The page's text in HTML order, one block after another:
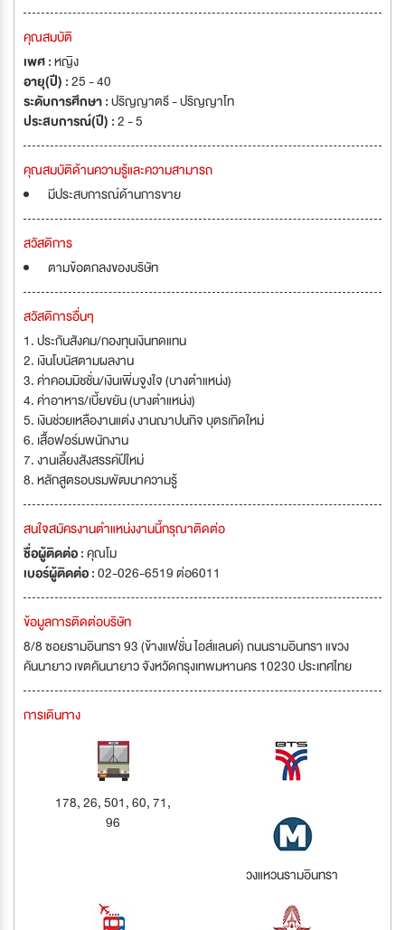
คุณสมบัติ
เพศ :หญิง
อายุ(ปี) :25 - 40
ระดับการศึกษา :ปริญญาตรี - ปริญญาโท
ประสบการณ์(ปี) :2 - 5
คุณสมบัติด้านความรู้และความสามารถ
มีประสบการณ์ด้านการขาย
สวัสดิการ
ตามข้อตกลงของบริษัท
สวัสดิการอื่นๆ
1. ประกันสังคม/กองทุนเงินทดแทน
2. เงินโบนัสตามผลงาน
3. ค่าคอมมิชชั่น/เงินเพิ่มจูงใจ (บางตำแหน่ง)
4. ค่าอาหาร/เบี้ยขยัน (บางตำแหน่ง)
5. เงินช่วยเหลืองานแต่ง งานฌาปนกิจ บุตรเกิดใหม่
6. เสื้อฟอร์มพนักงาน
7. งานเลี้ยงสังสรรค์ปีใหม่
8. หลักสูตรอบรมพัฒนาความรู้
สนใจสมัครงานตำแหน่งงานนี้กรุณาติดต่อ
ชื่อผู้ติดต่อ :คุณโม
เบอร์ผู้ติดต่อ :02-026-6519 ต่อ6011
ข้อมูลการติดต่อบริษัท
8/8 ซอยรามอินทรา 93 (ข้างแฟชั่น ไอส์แลนด์) ถนนรามอินทรา แขวง
คันนายาว เขตคันนายาว จังหวัดกรุงเทพมหานคร 10230 ประเทศไทย
การเดินทาง
178, 26, 501, 60, 71,
96
วงแหวนรามอินทรา